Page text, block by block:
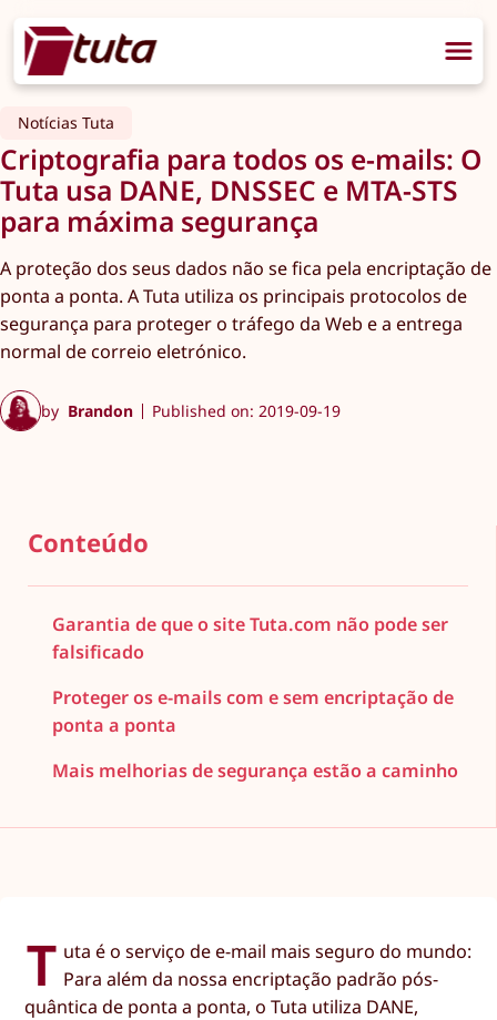
Notícias Tuta
Criptografia para todos os e-mails: O
Tuta usa DANE, DNSSEC e MTA-STS
para máxima segurança
A proteção dos seus dados não se fica pela encriptação de
ponta a ponta. A Tuta utiliza os principais protocolos de
segurança para proteger o tráfego da Web e a entrega
normal de correio eletrónico.
by Brandon Published on: 2019-09-19
Conteúdo
Garantia de que o site Tuta.com não pode ser
falsificado
Proteger os e-mails com e sem encriptação de
ponta a ponta
Mais melhorias de segurança estão a caminho
T uta é o serviço de e-mail mais seguro do mundo:
Para além da nossa encriptação padrão pós-
quântica de ponta a ponta, o Tuta utiliza DANE,